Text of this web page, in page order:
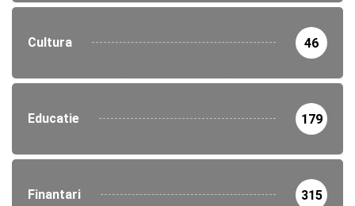
Cultura 46
Educatie 179
Finantari 315